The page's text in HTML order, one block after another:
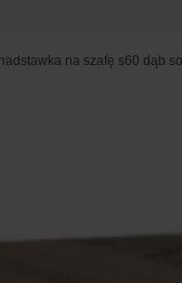
nadstawka na szafę s60 dąb